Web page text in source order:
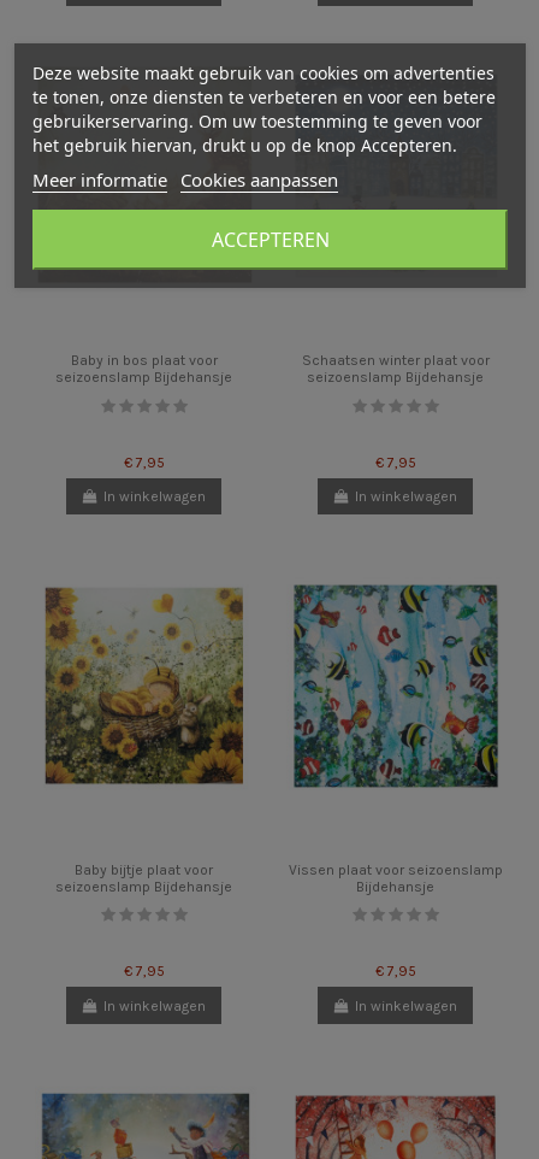
Baby in bos plaat voor
seizoenslamp Bijdehansje
€ 7,95
In winkelwagen
Schaatsen winter plaat voor
seizoenslamp Bijdehansje
€ 7,95
In winkelwagen
Baby bijtje plaat voor
seizoenslamp Bijdehansje
€ 7,95
In winkelwagen
Vissen plaat voor seizoenslamp
Bijdehansje
€ 7,95
In winkelwagen
Deze website maakt gebruik van cookies om advertenties
te tonen, onze diensten te verbeteren en voor een betere
gebruikerservaring. Om uw toestemming te geven voor
het gebruik hiervan, drukt u op de knop Accepteren.
Meer informatie Cookies aanpassen
ACCEPTEREN